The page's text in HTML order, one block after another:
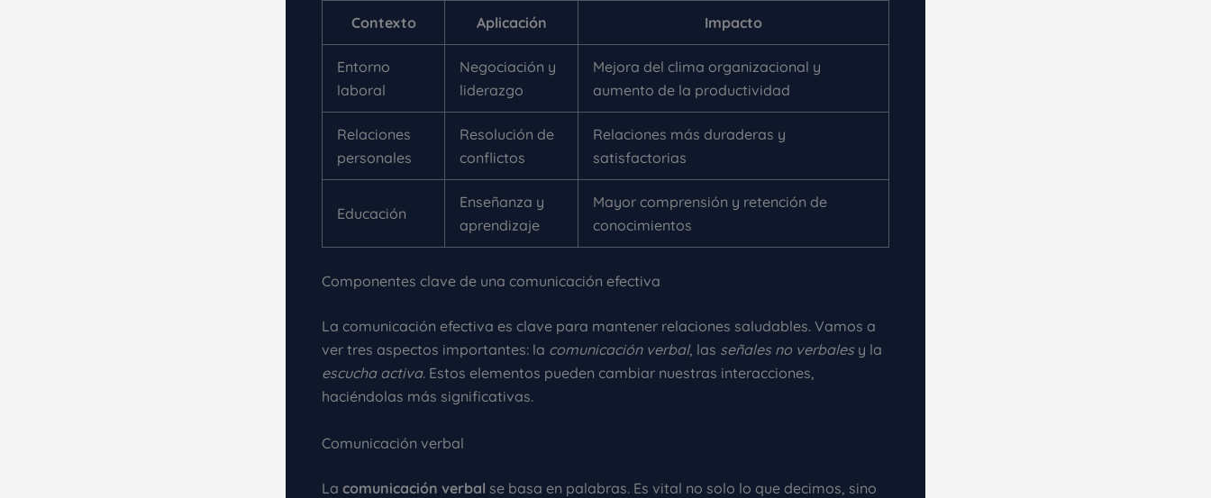
Contexto Aplicación Impacto
Entorno
laboral
Negociación y
liderazgo
Mejora del clima organizacional y
aumento de la productividad
Relaciones
personales
Resolución de
conflictos
Relaciones más duraderas y
satisfactorias
Educación
Enseñanza y
aprendizaje
Mayor comprensión y retención de
conocimientos
Componentes clave de una comunicación efectiva
La comunicación efectiva es clave para mantener relaciones saludables. Vamos a
ver tres aspectos importantes: la comunicación verbal, las señales no verbalesy la
escucha activa. Estos elementos pueden cambiar nuestras interacciones,
haciéndolas más significativas.
Comunicación verbal
La comunicación verbal se basa en palabras. Es vital no solo lo que decimos, sino